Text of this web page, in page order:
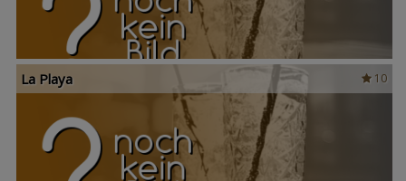
10
La Playa